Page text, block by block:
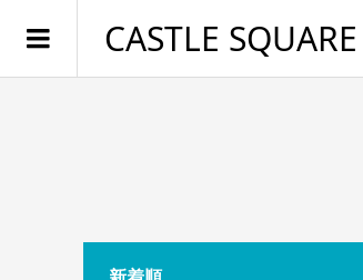
CASTLE SQUARE